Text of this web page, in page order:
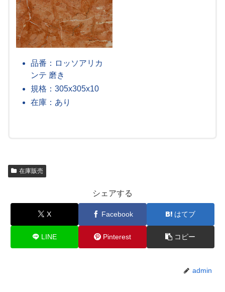
品番：ロッソアリカ
ンテ 磨き
規格：305x305x10
在庫：あり
在庫販売
シェアする
X Facebook はてブ
LINE Pinterest コピー
admin